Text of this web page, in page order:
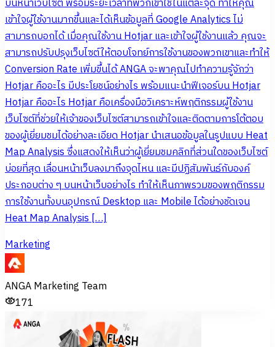
บนหน้าเว็บไซต์ พร้อมระยะเวลาที่พวกเขาใช้ในแต่ละจุด ทำให้คุณ
เข้าใจผู้ใช้งานมากขึ้นและได้เห็นข้อมูลที่ Google Analytics ไม่
สามารถบอกได้ เมื่อคุณใช้งาน Hotjar และเข้าใจผู้ใช้งานแล้ว คุณจะ
สามารถปรับปรุงเว็บไซต์ให้ตอบโจทย์การใช้งานของพวกเขาและทำให้
Conversion Rate เพิ่มขึ้นได้ ANGA จะพาคุณไปทำความรู้จักว่า
Hotjar คืออะไร มีประโยชน์อย่างไร พร้อมแนะนำฟีเจอร์บน Hotjar
Hotjar คืออะไร Hotjar คือเครื่องมือวิเคราะห์พฤติกรรมผู้ใช้งาน
เว็บไซต์ที่ช่วยให้เจ้าของเว็บไซต์สามารถเข้าใจและติดตามการโต้ตอบ
ของผู้เยี่ยมชมได้อย่างละเอียด Hotjar นำเสนอข้อมูลในรูปแบบ Heat
Map Analysis ซึ่งแสดงให้เห็นว่าผู้เยี่ยมชมคลิกที่ส่วนใดของเว็บไซต์
บ่อยที่สุด เลื่อนหน้าเว็บลงมาถึงจุดไหน และมีปฏิสัมพันธ์กับองค์
ประกอบต่าง ๆ บนหน้าเว็บอย่างไร ทำให้เห็นภาพรวมของพฤติกรรม
การใช้งานทั้งบนอุปกรณ์ Desktop และ Mobile ได้อย่างชัดเจน
Heat Map Analysis […]
Marketing
ANGA Marketing Team
171